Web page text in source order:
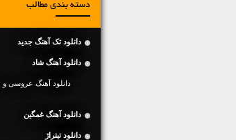
دسته بندی مطالب
دانلود تک آهنگ جدید
دانلود آهنگ شاد
دانلود آهنگ عروسی
دانلود آهنگ غمگین
دانلود تیتراژ